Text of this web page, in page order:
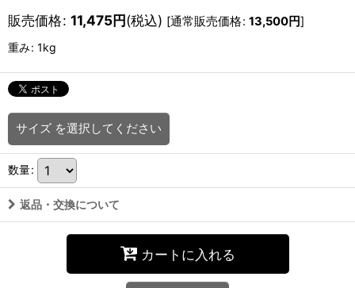
販売価格: 11,475円(税込) [通常販売価格: 13,500円]
重み: 1kg
サイズ を選択してください
数量:
返品・交換について
カートに入れる